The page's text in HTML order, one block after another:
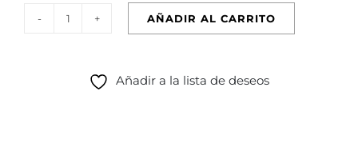
PLATEADO
AÑADIR AL CARRITO
Añadir a la lista de deseos